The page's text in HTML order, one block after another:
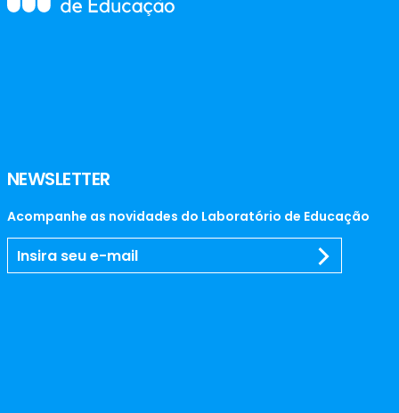
NEWSLETTER
Acompanhe as novidades do Laboratório de Educação